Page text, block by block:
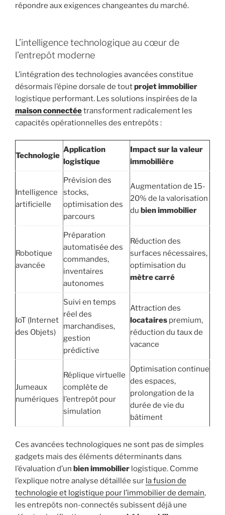
répondre aux exigences changeantes du marché.
L’intelligence technologique au cœur de
l’entrepôt moderne
L’intégration des technologies avancées constitue
désormais l’épine dorsale de toutprojet immobilier
logistique performant. Les solutions inspirées de la
maison connectéetransforment radicalement les
capacités opérationnelles des entrepôts :
Technologie
Application
logistique
Impact sur la valeur
immobilière
Intelligence
artificielle
Prévision des
stocks,
optimisation des
parcours
Augmentation de 15-
20% de la valorisation
du bien immobilier
Robotique
avancée
Préparation
automatisée des
commandes,
inventaires
autonomes
Réduction des
surfaces nécessaires,
optimisation du
mètre carré
IoT (Internet
des Objets)
Suivi en temps
réel des
marchandises,
gestion
prédictive
Attraction des
locataires premium,
réduction du taux de
vacance
Jumeaux
numériques
Réplique virtuelle
complète de
l’entrepôt pour
simulation
Optimisation continue
des espaces,
prolongation de la
durée de vie du
bâtiment
Ces avancées technologiques ne sont pas de simples
gadgets mais des éléments déterminants dans
l’évaluation d’un bien immobilier logistique. Comme
l’explique notre analyse détaillée sur la fusion de
technologie et logistique pour l’immobilier de demain,
les entrepôts non-connectés subissent déjà une